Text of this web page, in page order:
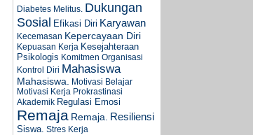
Diabetes Melitus. Dukungan
Sosial Efikasi Diri Karyawan
Kecemasan Kepercayaan Diri
Kepuasan Kerja Kesejahteraan
Psikologis Komitmen Organisasi
Kontrol Diri Mahasiswa
Mahasiswa. Motivasi Belajar
Motivasi Kerja Prokrastinasi
Akademik Regulasi Emosi
Remaja Remaja. Resiliensi
Siswa. Stres Kerja